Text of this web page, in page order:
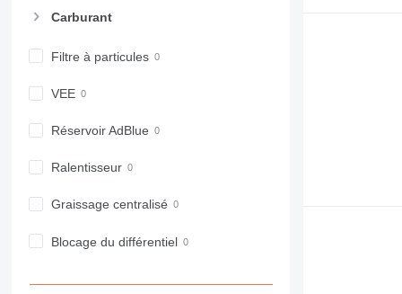
962
966
980
988
992
Carburant
Filtre à particules
VEE
Réservoir AdBlue
Ralentisseur
Graissage centralisé
Blocage du différentiel